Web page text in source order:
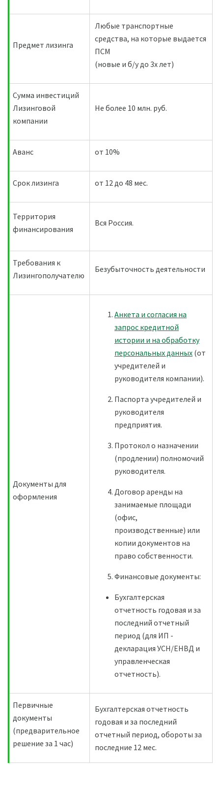
Предмет лизинга
Любые транспортные
средства, на которые выдается
ПСМ
(новые и б/у до 3х лет)
Сумма инвестиций
Лизинговой
компании
Не более 10 млн. руб.
Аванс от 10%
Срок лизинга от 12 до 48 мес.
Территория
финансирования
Вся Россия.
Требования к
Лизингополучателю
Безубыточность деятельности
Документы для
оформления
Анкета и согласия на
запрос кредитной
истории и на обработку
персональных данных (от
учредителей и
руководителя компании).
Паспорта учредителей и
руководителя
предприятия.
Протокол о назначении
(продлении) полномочий
руководителя.
Договор аренды на
занимаемые площади
(офис,
производственные) или
копии документов на
право собственности.
Финансовые документы:
Бухгалтерская
отчетность годовая и за
последний отчетный
период (для ИП -
декларация УСН/ЕНВД и
управленческая
отчетность).
Первичные
документы
(предварительное
решение за 1 час)
Бухгалтерская отчетность
годовая и за последний
отчетный период, обороты за
последние 12 мес.